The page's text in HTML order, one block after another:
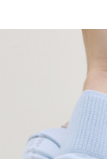
４．使用「AFTEE
時審查核予不同之
請求用戶進行身份認
５．嚴禁一人註冊
恩沛科技股份有限
每筆NT$120，滿
付款後門市自取
海外配送